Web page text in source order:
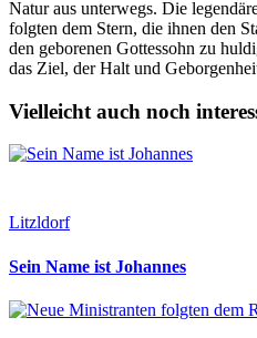
Natur aus unterwegs. Die
folgten dem Stern, die ihnen den
den geborenen Gottessohn zu
das Ziel, der Halt und
Vielleicht auch noch
Litzldorf
Sein Name ist Johannes